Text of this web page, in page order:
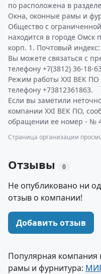
по расположена в
Окна, оконные рамы и
Общество с
находится в городе Омск
корп. 1. Почтовый
Вы можете связаться с
телефону +7(3812) 36-18-
Режим работы XXI ВЕК
телефону +73812361863.
Если вы заметили
компании XXI ВЕК ПО,
обращении ее номер - №
Страница организации
Отзывы 0
Не опубликовано ни
отзыв о компании!
Добавить отзыв
Популярная компания
рамы и фурнитура: